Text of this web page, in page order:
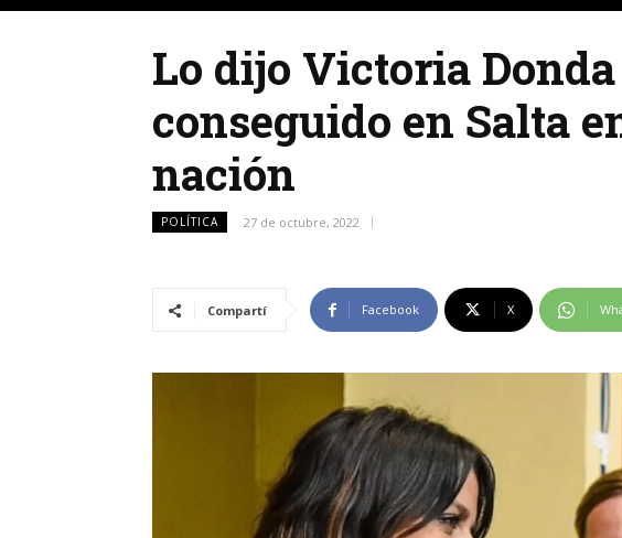
Lo dijo Victoria
conseguido en Salta
nación
POLÍTICA 27 de octubre, 2022
Compartí Facebook X